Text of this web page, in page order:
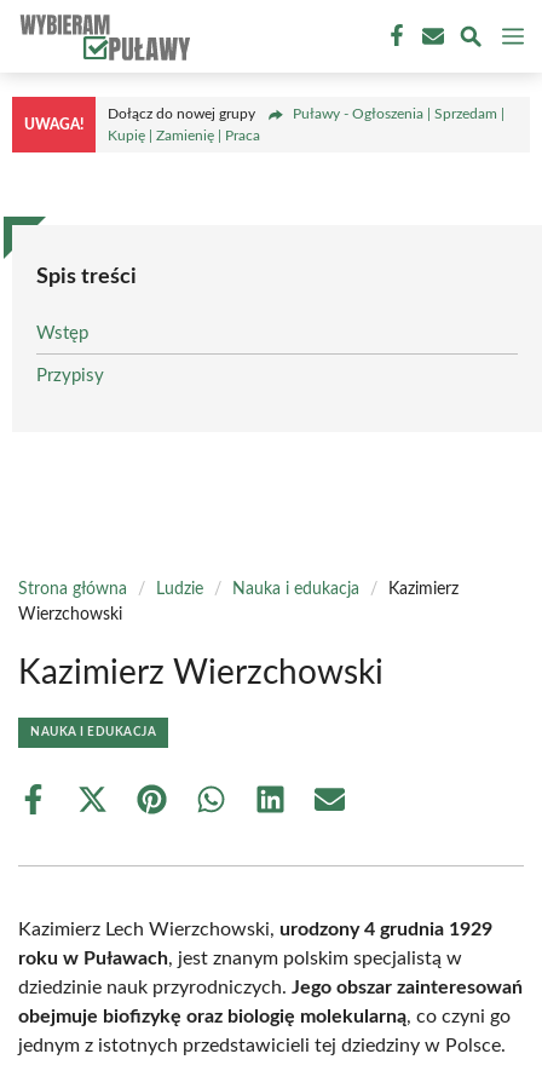
Przejdź
treści
UWAGA!
Dołącz do nowej grupy
Puławy - Ogłoszenia | Sprzedam |
Kupię | Zamienię | Praca
Spis treści
Wstęp
Przypisy
Strona główna / Ludzie / Nauka i edukacja /
Kazimierz
Wierzchowski
Kazimierz Wierzchowski
NAUKA I EDUKACJA
Share
Share
(Twitter)
Share Share Share Share
Kazimierz Lech Wierzchowski, urodzony 4 grudnia 1929
roku w Puławach, jest znanym polskim specjalistą w
dziedzinie nauk przyrodniczych. Jego obszar zainteresowań
obejmuje biofizykę oraz biologię molekularną, co czyni go
jednym z istotnych przedstawicieli tej dziedziny w Polsce.